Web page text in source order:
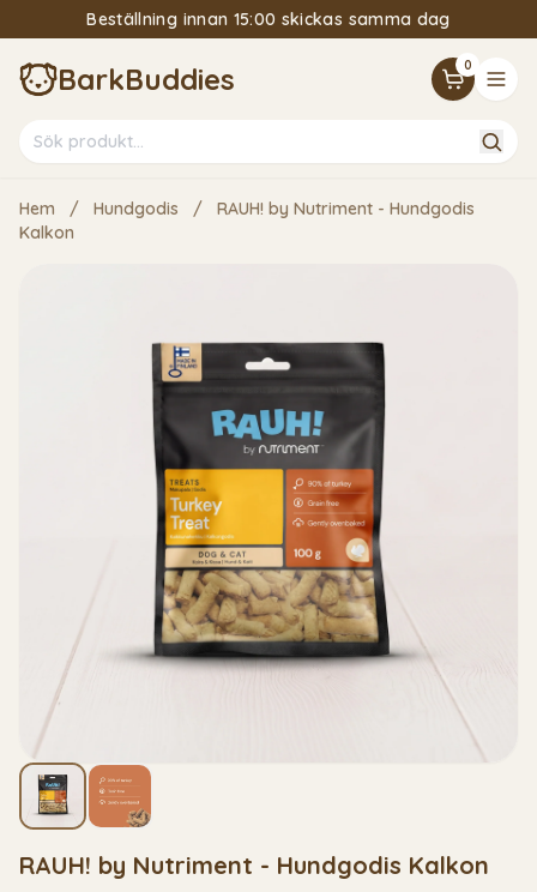
Beställning innan 15:00 skickas samma dag
15% Välkomstrabatt om du följer vårt nyhetsbrev
BarkBuddies 0
Hem / Hundgodis /
RAUH! by Nutriment - Hundgodis
Kalkon
RAUH! by Nutriment - Hundgodis Kalkon